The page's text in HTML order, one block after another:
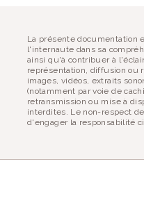
La présente documentation
l'internaute dans sa
ainsi qu'à contribuer à
représentation, diffusion ou
images, vidéos, extraits
(notamment par voie de
retransmission ou mise à
interdites. Le non-respect
d'engager la responsabilité